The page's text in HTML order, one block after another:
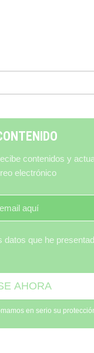
contenidos y
electrónico
datos que he
en serio su